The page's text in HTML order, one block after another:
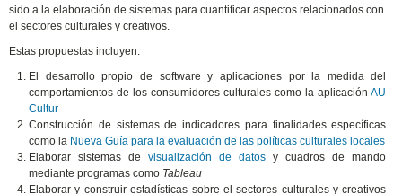
sido a la elaboración de sistemas para cuantificar aspectos relacionados con
el sectores culturales y creativos.
Estas propuestas incluyen:
El desarrollo propio de software y aplicaciones por la medida del
comportamientos de los consumidores culturales como la aplicaciónAU
Cultur
Construcción de sistemas de indicadores para finalidades específicas
como la Nueva Guía para la evaluación de las políticas culturales locales
Elaborar sistemas devisualización de datos y cuadros de mando
mediante programas como Tableau
Elaborar y construir estadísticas sobre el sectores culturales y creativos